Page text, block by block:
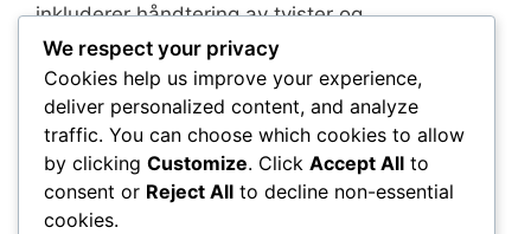
inkluderer håndtering av tvister og
opprettholdelse av kontroll over kampen. Uten
støtte fra teknologi må amatørdommere være
forberedt på å håndtere konflikter og
kommunisere effektivt med spillerne for å
opprettholde integriteten i spillet. Klare
retningslinjer og opplæring kan hjelpe
amatøroffiserer med å navigere disse
We respect your privacy
Cookies help us improve your experience,
deliver personalized content, and analyze
traffic. You can choose which cookies to allow
by clicking Customize. Click Accept All to
consent or Reject All to decline non-essential
cookies.